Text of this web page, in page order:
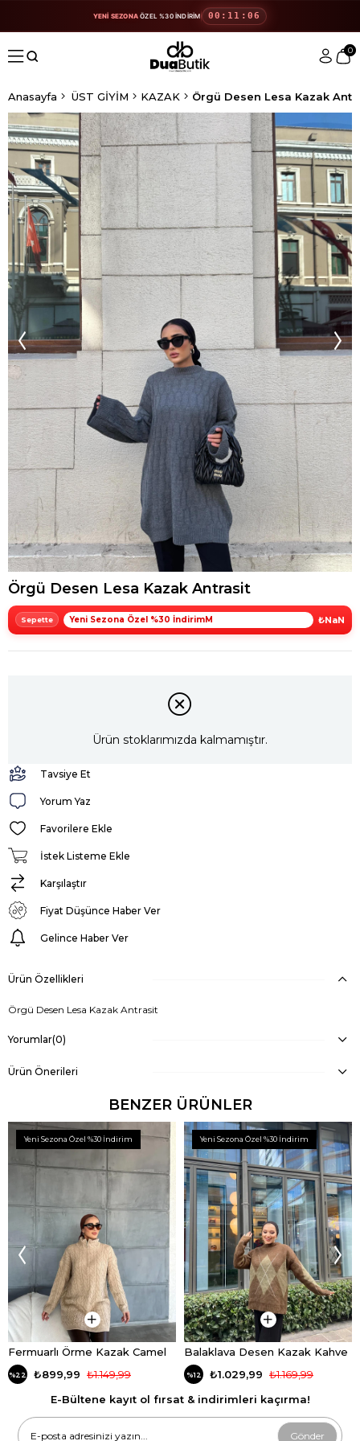
YENİ SEZONAÖZEL %30 İNDİRİM 00:11:06
0
Anasayfa ÜST GİYİM KAZAK Örgü Desen Lesa Kazak
Örgü Desen Lesa Kazak Antrasit
Yeni Sezona Özel %30 İndirimM ₺NaN
Ürün stoklarımızda kalmamıştır.
Tavsiye Et
Yorum Yaz
Favorilere Ekle
İstek Listeme Ekle
Karşılaştır
Fiyat Düşünce Haber Ver
Gelince Haber Ver
Ürün Özellikleri
Örgü Desen Lesa Kazak Antrasit
Yorumlar(0)
Ürün Önerileri
BENZER ÜRÜNLER
Fermuarlı Örme Kazak Camel
%22 ₺899,99 ₺1.149,99
Yeni Sezona Özel %30 İndirim
Balaklava Desen Kazak Kahve
%12 ₺1.029,99 ₺1.169,99
Yeni Sezona Özel %30 İndirim
E-Bültene kayıt ol fırsat & indirimleri kaçırma!
Gönder